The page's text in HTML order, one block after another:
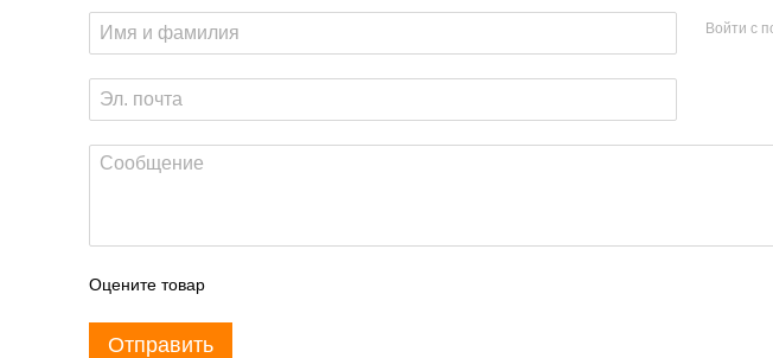
Войти с
Оцените товар
Отправить